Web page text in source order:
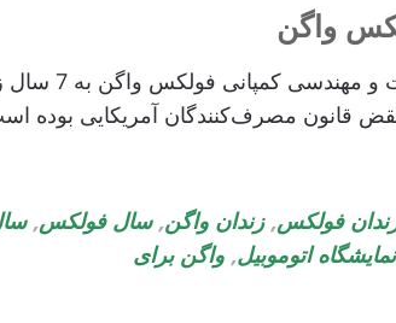
قانون مصرف‌کنندگان آمریکایی بوده
فولکس,زندان واگن,سال فولکس,
نمایشگاه اتوموبیل, واگن برای